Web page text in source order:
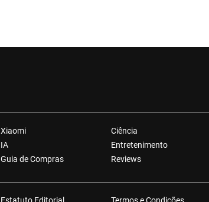
Xiaomi
IA
Guia de Compras
Ciência
Entretenimento
Reviews
Estatuto Editorial Termos e Condições